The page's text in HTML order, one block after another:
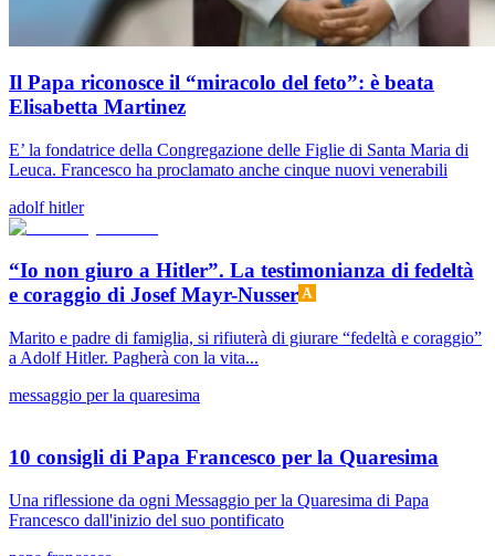
Il Papa riconosce il “miracolo del feto”: è beata
Elisabetta Martinez
E’ la fondatrice della Congregazione delle Figlie di Santa Maria di
Leuca. Francesco ha proclamato anche cinque nuovi venerabili
adolf hitler
“Io non giuro a Hitler”. La testimonianza di fedeltà
e coraggio di Josef Mayr-Nusser
Marito e padre di famiglia, si rifiuterà di giurare “fedeltà e coraggio”
a Adolf Hitler. Pagherà con la vita...
messaggio per la quaresima
10 consigli di Papa Francesco per la Quaresima
Una riflessione da ogni Messaggio per la Quaresima di Papa
Francesco dall'inizio del suo pontificato